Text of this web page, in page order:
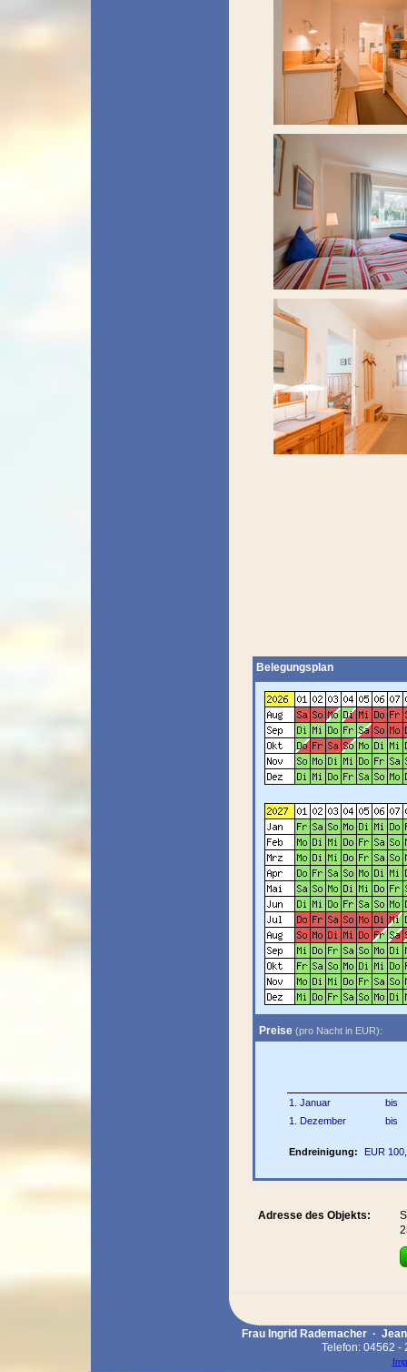
Belegungsplan
Preise (pro Nacht in EUR):
1. Januar
bis
1. Dezember
bis
Endreinigung: EUR
Adresse des Objekts:
Frau Ingrid Rademacher ·
Telefon: 04562